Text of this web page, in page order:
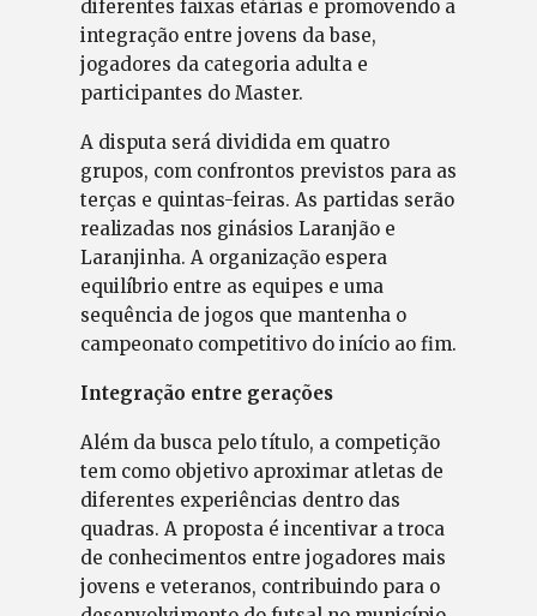
diferentes faixas etárias e promovendo a
integração entre jovens da base,
jogadores da categoria adulta e
participantes do Master.
A disputa será dividida em quatro
grupos, com confrontos previstos para as
terças e quintas-feiras. As partidas serão
realizadas nos ginásios Laranjão e
Laranjinha. A organização espera
equilíbrio entre as equipes e uma
sequência de jogos que mantenha o
campeonato competitivo do início ao fim.
Integração entre gerações
Além da busca pelo título, a competição
tem como objetivo aproximar atletas de
diferentes experiências dentro das
quadras. A proposta é incentivar a troca
de conhecimentos entre jogadores mais
jovens e veteranos, contribuindo para o